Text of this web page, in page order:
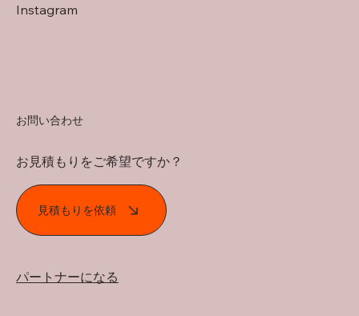
Instagram
パートナーになる
見積もりを依頼
お見積もりをご希望ですか？
お問い合わせ